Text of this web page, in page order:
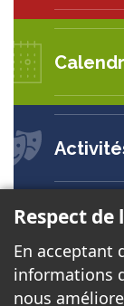
ÉCOLE
Respect
En acceptant
informations
nous